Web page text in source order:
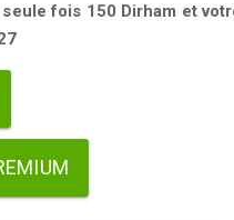
fois 150 Dirham et